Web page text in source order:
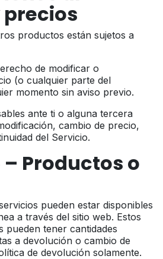
productos están sujetos a
de modificar o
(o cualquier parte del
momento sin aviso previo.
ante ti o alguna tercera
cambio de precio,
del Servicio.
Productos o
pueden estar disponibles
a través del sitio web. Estos
pueden tener cantidades
a devolución o cambio de
de devolución solamente.